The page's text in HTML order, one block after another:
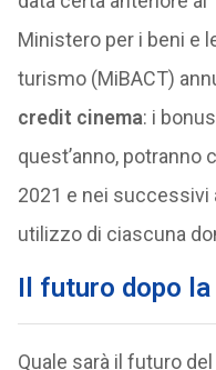
Ministero per i beni e
turismo (MiBACT)
credit cinema: i
quest’anno, potranno
2021 e nei successivi
utilizzo di ciascuna
Il futuro dopo la
Quale sarà il futuro